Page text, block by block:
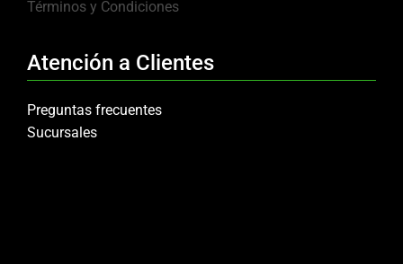
Términos y Condiciones
Atención a Clientes
Preguntas frecuentes
Sucursales